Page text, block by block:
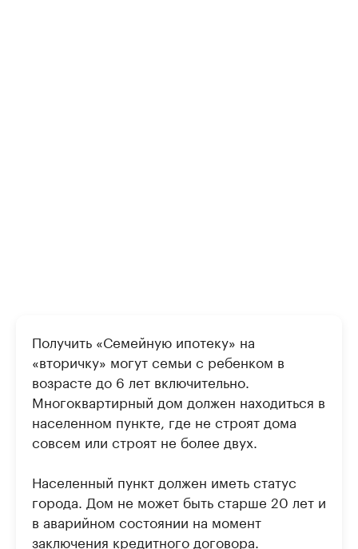
Получить «Семейную ипотеку» на
«вторичку» могут семьи с ребенком в
возрасте до 6 лет включительно.
Многоквартирный дом должен находиться в
населенном пункте, где не строят дома
совсем или строят не более двух.
Населенный пункт должен иметь статус
города. Дом не может быть старше 20 лет и
в аварийном состоянии на момент
заключения кредитного договора.